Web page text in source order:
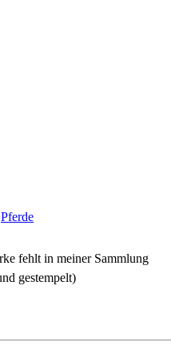
Pferde
fehlt in meiner Sammlung
gestempelt)